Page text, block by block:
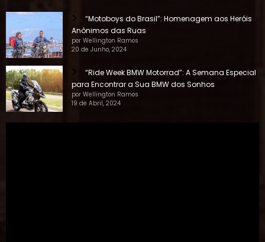
“Motoboys do Brasil”: Homenagem aos Heróis
Anônimos das Ruas
por Wellington Ramos
20 de Junho, 2024
“Ride Week BMW Motorrad”: A Semana Especial
para Encontrar a Sua BMW dos Sonhos
por Wellington Ramos
19 de Abril, 2024